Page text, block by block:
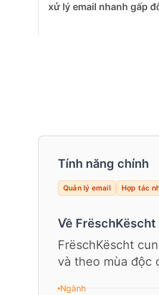
xử lý email nhanh gấp
Tính năng chính
Quản lý email Hợp tác
Về FrëschKëscht
FrëschKëscht
và theo mùa độc
Ngành